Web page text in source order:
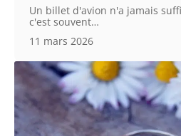
Un billet d'avion n'a jamais
c'est souvent…
11 mars 2026